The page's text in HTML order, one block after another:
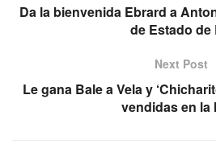
Da la bienvenida Ebrard a
de Estado de
Next Post
Le gana Bale a Vela y
vendidas en la